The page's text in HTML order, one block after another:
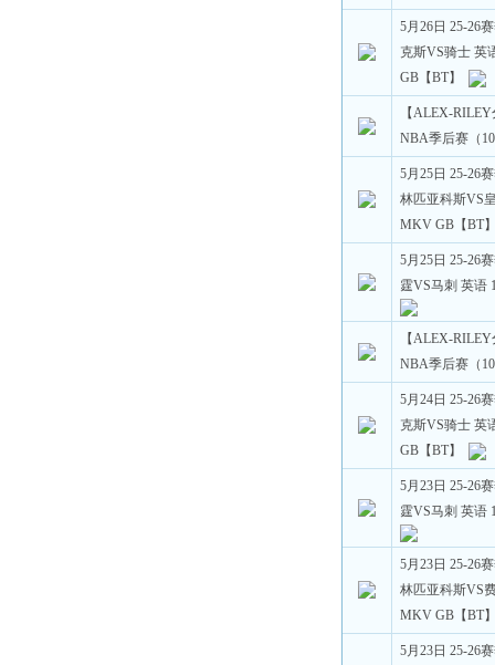
5月26日 25-26
克斯VS骑士 英
GB【BT】
【ALEX-
NBA季后赛（
5月25日 25-26
林匹亚科斯VS
MKV GB【BT
5月25日 25-26
霆VS马刺 英语
【ALEX-
NBA季后赛（
5月24日 25-26
克斯VS骑士 英
GB【BT】
5月23日 25-26
霆VS马刺 英语
5月23日 25-26
林匹亚科斯VS
MKV GB【BT
5月23日 25-26